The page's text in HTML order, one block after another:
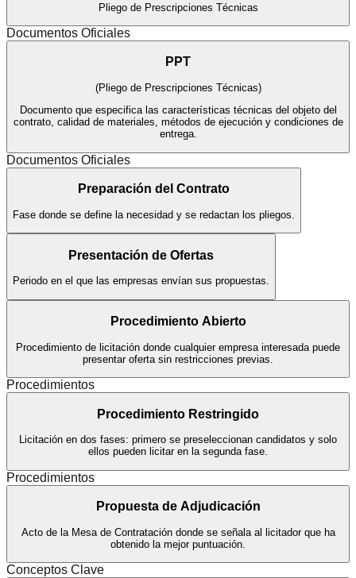
Pliego de Prescripciones Técnicas
Documentos Oficiales
PPT
(Pliego de Prescripciones Técnicas)
Documento que especifica las características técnicas del objeto del
contrato, calidad de materiales, métodos de ejecución y condiciones de
entrega.
Documentos Oficiales
Preparación del Contrato
Fase donde se define la necesidad y se redactan los pliegos.
Presentación de Ofertas
Periodo en el que las empresas envían sus propuestas.
Procedimiento Abierto
Procedimiento de licitación donde cualquier empresa interesada puede
presentar oferta sin restricciones previas.
Procedimientos
Procedimiento Restringido
Licitación en dos fases: primero se preseleccionan candidatos y solo
ellos pueden licitar en la segunda fase.
Procedimientos
Propuesta de Adjudicación
Acto de la Mesa de Contratación donde se señala al licitador que ha
obtenido la mejor puntuación.
Conceptos Clave